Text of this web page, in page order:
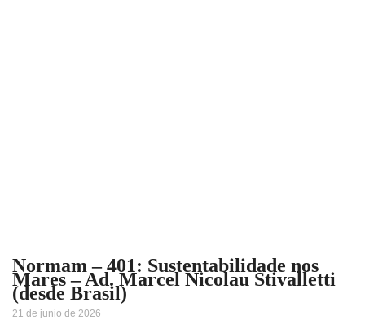
Normam – 401: Sustentabilidade nos
Mares – Ad. Marcel Nicolau Stivalletti
(desde Brasil)
21 de junio de 2026